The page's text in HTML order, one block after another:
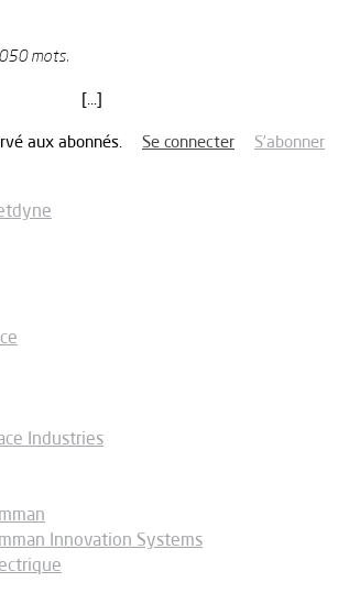
mots.
[…]
aux abonnés. Se connecter S’abonner
Industries
Innovation Systems